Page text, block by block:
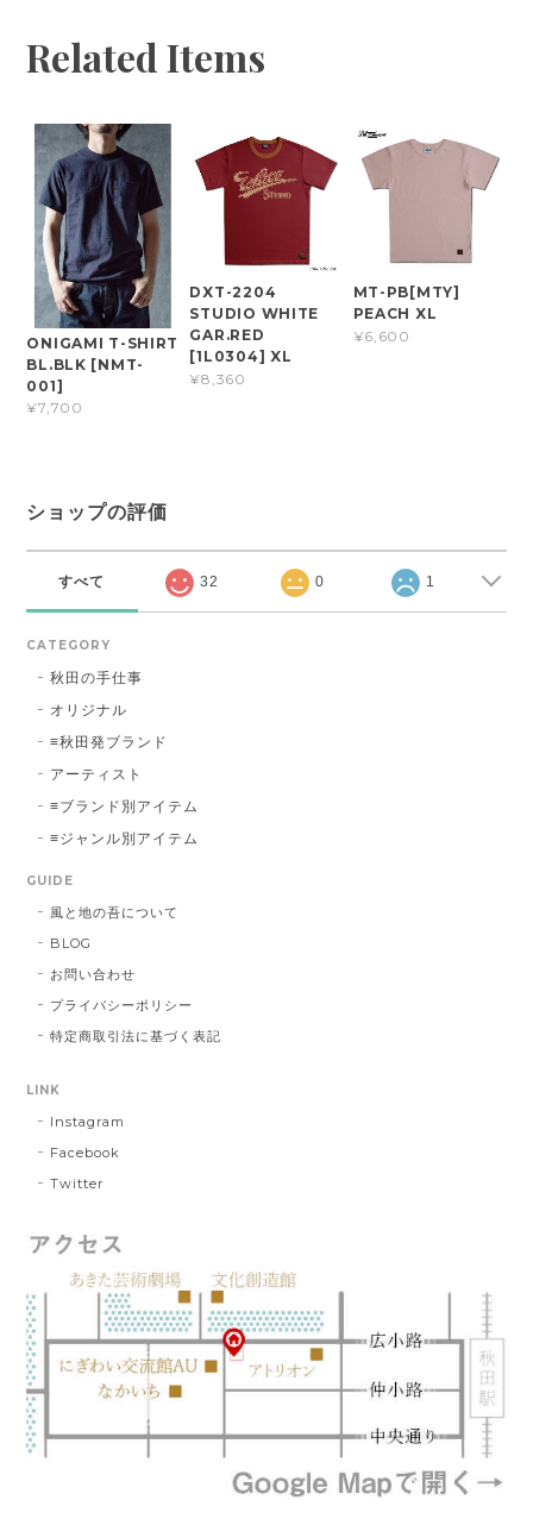
Related Items
ONIGAMI T-SHIRT
BL.BLK [NMT-
001]
¥7,700
DXT-2204
STUDIO WHITE
GAR.RED
[1L0304] XL
¥8,360
MT-PB[MTY]
PEACH XL
¥6,600
ショップの評価
すべて 32 0 1
CATEGORY
秋田の手仕事
オリジナル
≡秋田発ブランド
アーティスト
≡ブランド別アイテム
≡ジャンル別アイテム
GUIDE
風と地の吾について
BLOG
お問い合わせ
プライバシーポリシー
特定商取引法に基づく表記
LINK
Instagram
Facebook
Twitter